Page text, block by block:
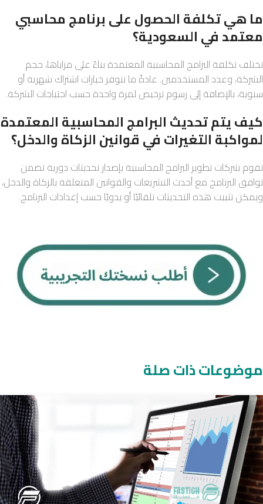
ما هي تكلفة الحصول على برنامج محاسبي
معتمد في السعودية؟
تختلف تكلفة البرامج المحاسبية المعتمدة بناءً على مزاياها، حجم
الشركة، وعدد المستخدمين. عادةً ما تتوفر خيارات اشتراك شهرية أو
سنوية، بالإضافة إلى رسوم ترخيص لمرة واحدة حسب احتياجات الشركة.
كيف يتم تحديث البرامج المحاسبية المعتمدة
لمواكبة التغيرات في قوانين الزكاة والدخل؟
تقوم شركات تطوير البرامج المحاسبية بإصدار تحديثات دورية تضمن
توافق البرنامج مع أحدث التشريعات والقوانين المتعلقة بالزكاة والدخل،
ويمكن تثبيت هذه التحديثات تلقائيًا أو يدويًا حسب إعدادات البرنامج.
موضوعات ذات صلة